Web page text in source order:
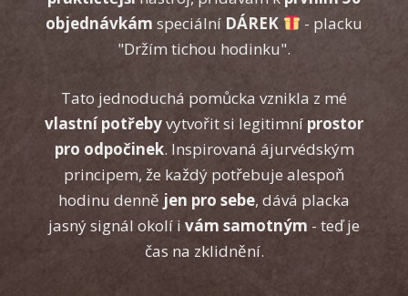
objednávkám speciální DÁREK
- placku
"Držím tichou hodinku".
Tato jednoduchá pomůcka vznikla z mé
vlastní potřebyvytvořit si legitimní prostor
pro odpočinek. Inspirovaná ájurvédským
principem, že každý potřebuje alespoň
hodinu denně jen pro sebe, dává placka
jasný signál okolí i vám samotným - teď je
čas na zklidnění.